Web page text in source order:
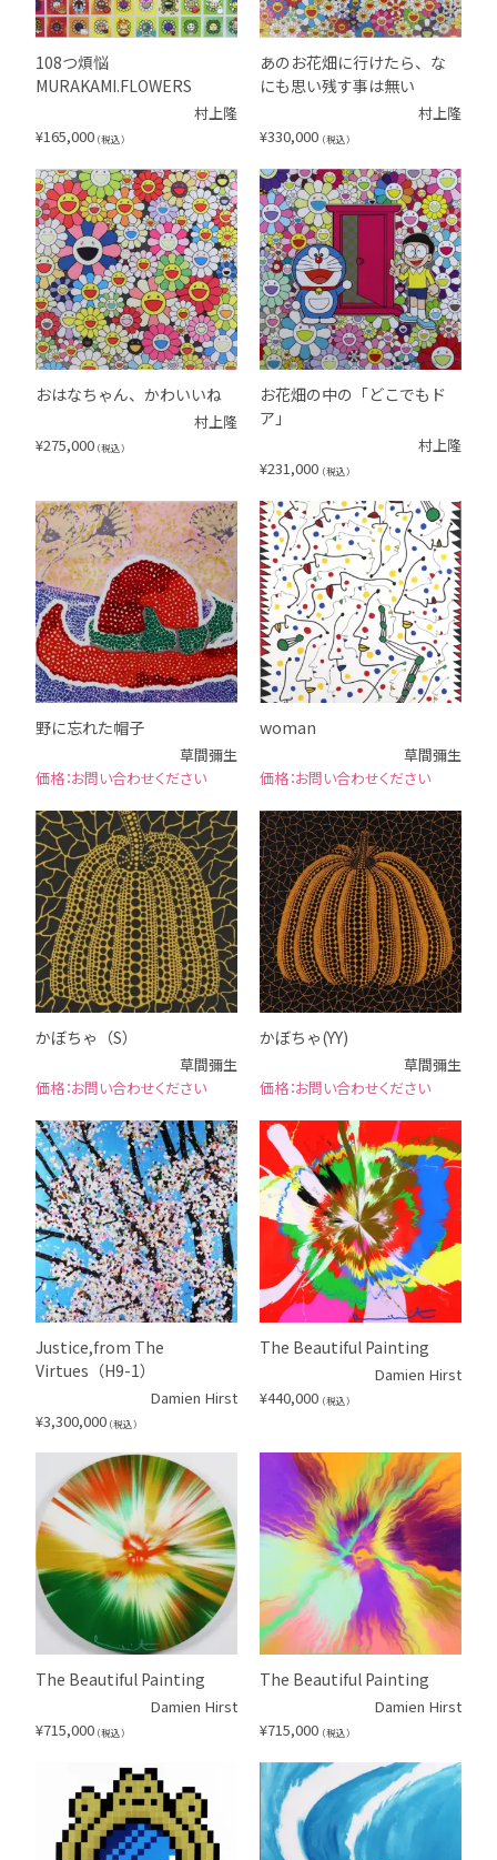
108つ煩悩
MURAKAMI.FLOWERS
村上隆
¥165,000 （税込）
あのお花畑に行けたら、な
にも思い残す事は無い
村上隆
¥330,000 （税込）
おはなちゃん、かわいいね
村上隆
¥275,000 （税込）
お花畑の中の「どこでもド
ア」
村上隆
¥231,000 （税込）
野に忘れた帽子
草間彌生
お問い合わせください
woman
草間彌生
お問い合わせください
かぼちゃ（S）
草間彌生
お問い合わせください
かぼちゃ(YY)
草間彌生
お問い合わせください
Justice,from The
Virtues（H9-1）
Damien Hirst
¥3,300,000 （税込）
The Beautiful Painting
Damien Hirst
¥440,000 （税込）
The Beautiful Painting
Damien Hirst
¥715,000 （税込）
The Beautiful Painting
Damien Hirst
¥715,000 （税込）